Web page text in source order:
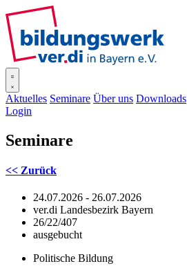
Aktuelles Seminare Über uns Downloads
Login
Seminare
<< Zurück
24.07.2026 - 26.07.2026
ver.di Landesbezirk Bayern
26/22/407
ausgebucht
Politische Bildung